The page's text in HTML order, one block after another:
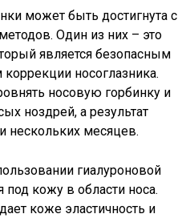
может быть достигнута с
Один из них – это
является безопасным
носоглазника.
носовую горбинку и
ноздрей, а результат
нескольких месяцев.
гиалуроновой
под кожу в области носа.
коже эластичность и